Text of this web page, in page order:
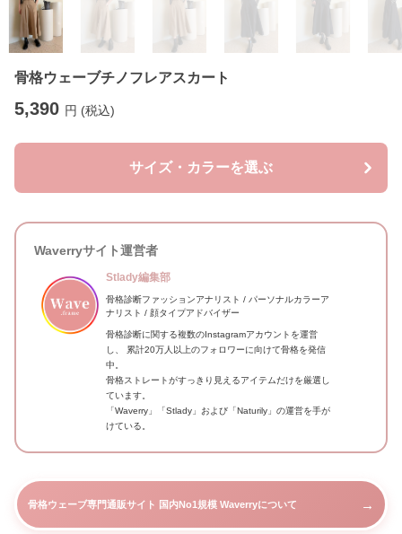
骨格ウェーブチノフレアスカート
5,390 円 (税込)
サイズ・カラーを選ぶ
Waverryサイト運営者
Stlady編集部
骨格診断ファッションアナリスト / パーソナルカラーア
ナリスト / 顔タイプアドバイザー
骨格診断に関する複数のInstagramアカウントを運営
し、 累計20万人以上のフォロワーに向けて骨格を発信
中。
骨格ストレートがすっきり見えるアイテムだけを厳選し
ています。
「Waverry」「Stlady」および「Naturily」の運営を手が
けている。
骨格ウェーブ専門通販サイト 国内No1規模 Waverryについて →